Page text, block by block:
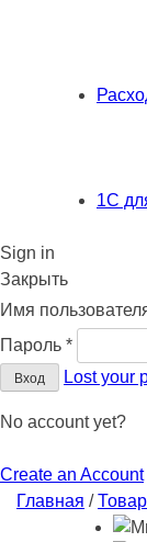
1С
Sign in
Закрыть
Имя
Пароль *
Вход Lost your
No account yet?
Create an Account
Главная /